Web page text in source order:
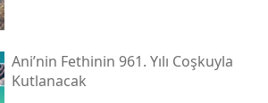
Ani’nin Fethinin 961. Yılı Coşkuyla
Kutlanacak